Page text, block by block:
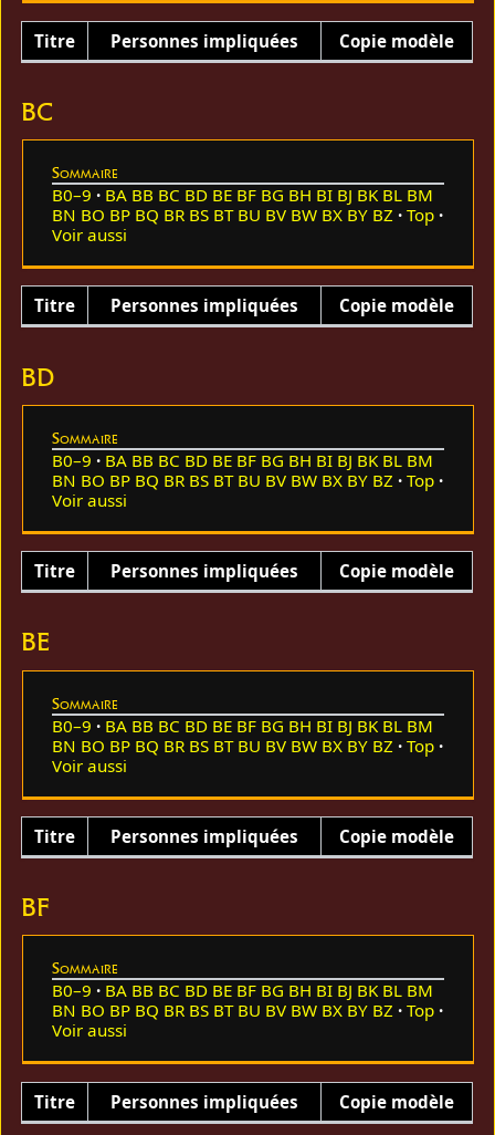
Titre Personnes impliquées Copie modèle
BC
Sommaire
B0–9 BA BB BC BD BE BF BG BH BI BJ BK BL BM
BN BO BP BQ BR BS BT BU BV BW BX BY BZ
Top
Voir aussi
Titre Personnes impliquées Copie modèle
BD
Sommaire
B0–9 BA BB BC BD BE BF BG BH BI BJ BK BL BM
BN BO BP BQ BR BS BT BU BV BW BX BY BZ
Top
Voir aussi
Titre Personnes impliquées Copie modèle
BE
Sommaire
B0–9 BA BB BC BD BE BF BG BH BI BJ BK BL BM
BN BO BP BQ BR BS BT BU BV BW BX BY BZ
Top
Voir aussi
Titre Personnes impliquées Copie modèle
BF
Sommaire
B0–9 BA BB BC BD BE BF BG BH BI BJ BK BL BM
BN BO BP BQ BR BS BT BU BV BW BX BY BZ
Top
Voir aussi
Titre Personnes impliquées Copie modèle